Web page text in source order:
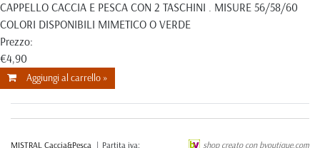
CAPPELLO CACCIA E PESCA CON 2 TASCHINI . MISURE 56/58/60
COLORI DISPONIBILI MIMETICO O VERDE
Prezzo:
€4,90
Aggiungi al carrello »
MISTRAL Caccia&Pesca | Partita iva: shop creato con byoutique.com